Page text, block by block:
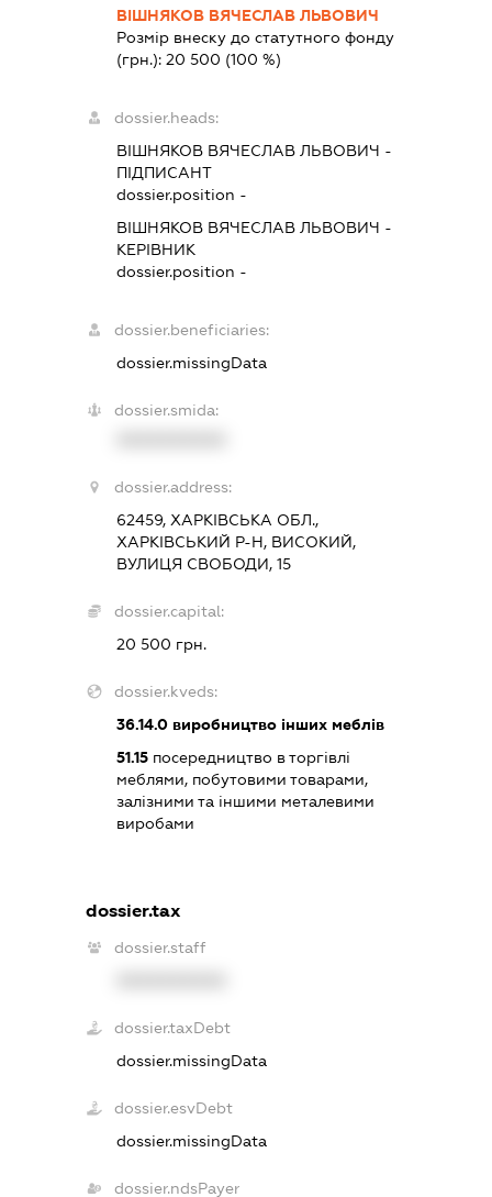
ВІШНЯКОВ ВЯЧЕСЛАВ ЛЬВОВИЧ
Розмір внеску до статутного фонду
(грн.): 20 500 (100 %)
dossier.heads:
ВІШНЯКОВ ВЯЧЕСЛАВ ЛЬВОВИЧ -
ПІДПИСАНТ
dossier.position -
ВІШНЯКОВ ВЯЧЕСЛАВ ЛЬВОВИЧ -
КЕРІВНИК
dossier.position -
dossier.beneficiaries:
dossier.missingData
dossier.smida:
dossier.address:
62459, ХАРКІВСЬКА ОБЛ.,
ХАРКІВСЬКИЙ Р-Н, ВИСОКИЙ,
ВУЛИЦЯ СВОБОДИ, 15
dossier.capital:
20 500 грн.
dossier.kveds:
36.14.0виробництво інших меблів
51.15посередництво в торгівлі
меблями, побутовими товарами,
залізними та іншими металевими
виробами
dossier.tax
dossier.staff
dossier.taxDebt
dossier.missingData
dossier.esvDebt
dossier.missingData
dossier.ndsPayer